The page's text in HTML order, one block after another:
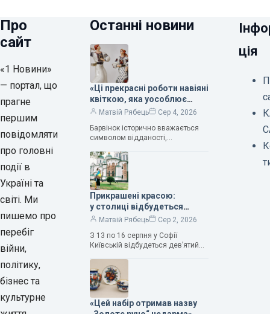
Про
сайт
«1 Новини»
— портал, що
прагне
першим
повідомляти
про головні
події в
Україні та
світі. Ми
пишемо про
перебіг
війни,
політику,
бізнес та
культурне
Останні новини
«Ці прекрасні роботи навіяні
квіткою, яка уособлює
нескінченне кохання», —
Людмила Карпінська-
Романюк
Матвій Рябець
Сер 4, 2026
Барвінок історично вважається
символом відданості,
та тривалого подружнього союзу.
Саме тому ця рослина надихала і
продовжує надихати митців на
Прикрашені красою:
у столиці відбудеться
дев’ятий фестиваль
Матвій Рябець
Сер 2, 2026
З 13 по 16 серпня у Софії
Київській відбудеться дев’ятий
мистецтв Bouquet Kyiv Stage. Ця
подія традиційно…
«Цей набір отримав назву
ція